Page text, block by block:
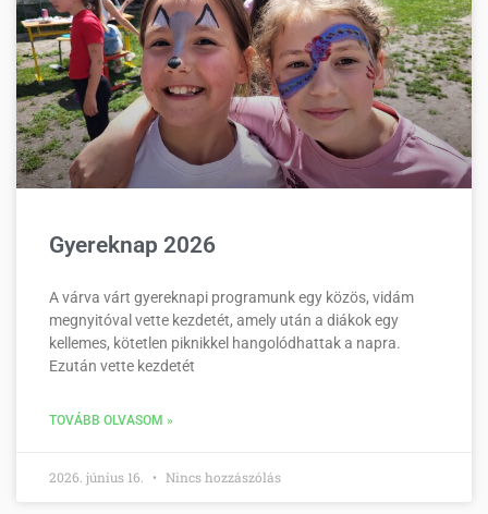
Gyereknap 2026
A várva várt gyereknapi programunk egy közös, vidám
megnyitóval vette kezdetét, amely után a diákok egy
kellemes, kötetlen piknikkel hangolódhattak a napra.
Ezután vette kezdetét
TOVÁBB OLVASOM »
2026. június 16. Nincs hozzászólás